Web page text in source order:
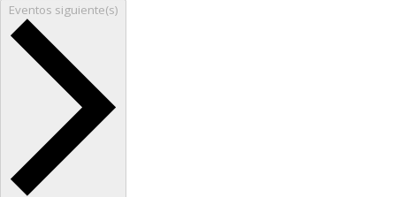
Eventos siguiente(s)